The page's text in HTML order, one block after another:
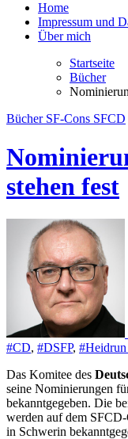
Home
Impressum und
Über mich
Startseite
Bücher
Bücher SF-Cons SFCD
stehen fest
#CD, #DSFP, #Heidrun
Das Komitee des
seine Nominierungen
bekanntgegeben. Die
werden auf dem
in Schwerin